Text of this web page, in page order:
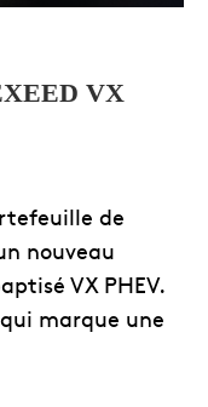
VX
de
nouveau
VX PHEV.
marque une